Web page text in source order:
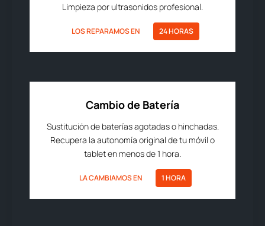
Limpieza por ultrasonidos profesional.
LOS REPARAMOS EN 24 HORAS
Cambio de Batería
Sustitución de baterías agotadas o hinchadas.
Recupera la autonomía original de tu móvil o
tablet en menos de 1 hora.
LA CAMBIAMOS EN 1 HORA